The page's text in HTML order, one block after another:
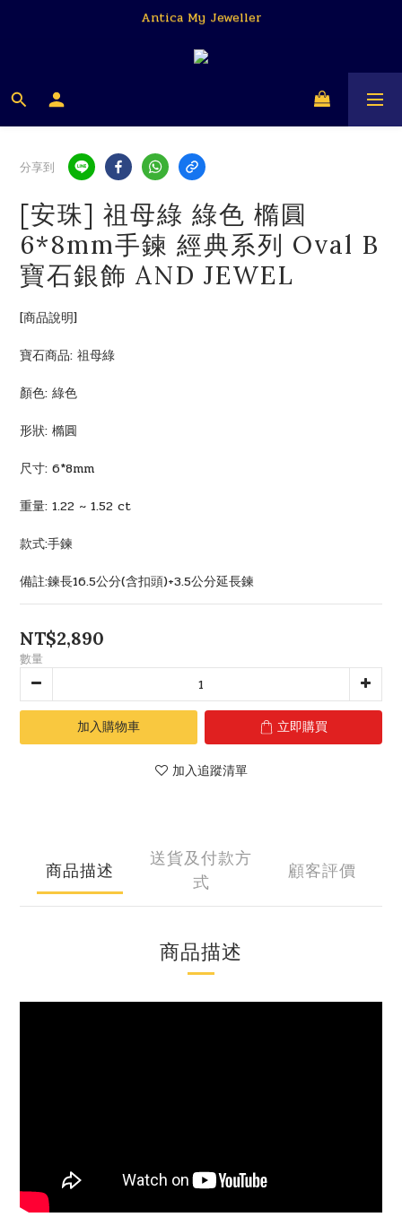
Antica My Jeweller
分享到
[安珠] 祖母綠 綠色 橢圓
6*8mm手鍊 經典系列 Oval B
寶石銀飾 AND JEWEL
[商品說明]
寶石商品: 祖母綠
顏色: 綠色
形狀: 橢圓
尺寸: 6*8mm
重量: 1.22 ~ 1.52 ct
款式:手鍊
備註:鍊長16.5公分(含扣頭)+3.5公分延長鍊
NT$2,890
數量
加入購物車 立即購買
加入追蹤清單
商品描述
送貨及付款方
式
顧客評價
商品描述